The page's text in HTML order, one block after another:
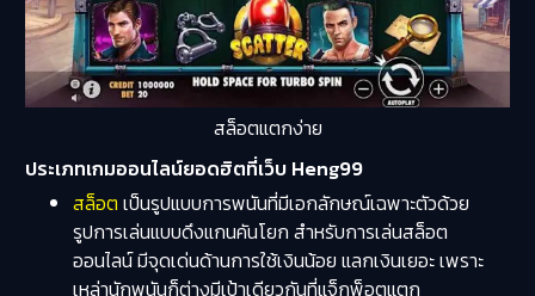
สล็อตแตกง่าย
ประเภทเกมออนไลน์ยอดฮิตที่เว็บ Heng99
สล็อต เป็นรูปแบบการพนันที่มีเอกลักษณ์เฉพาะตัวด้วย
รูปการเล่นแบบดึงแกนคันโยก สำหรับการเล่นสล็อต
ออนไลน์ มีจุดเด่นด้านการใช้เงินน้อย แลกเงินเยอะ เพราะ
เหล่านักพนันก็ต่างมีเป้าเดียวกันที่แจ็กพ็อตแตก